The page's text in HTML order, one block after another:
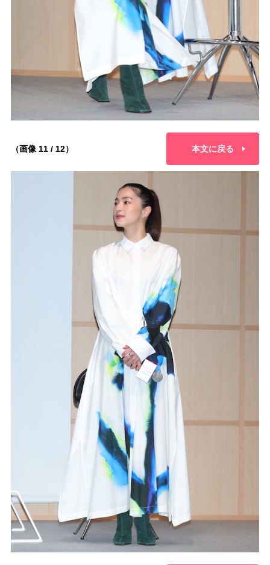
（画像 11 / 12） 本文に戻る